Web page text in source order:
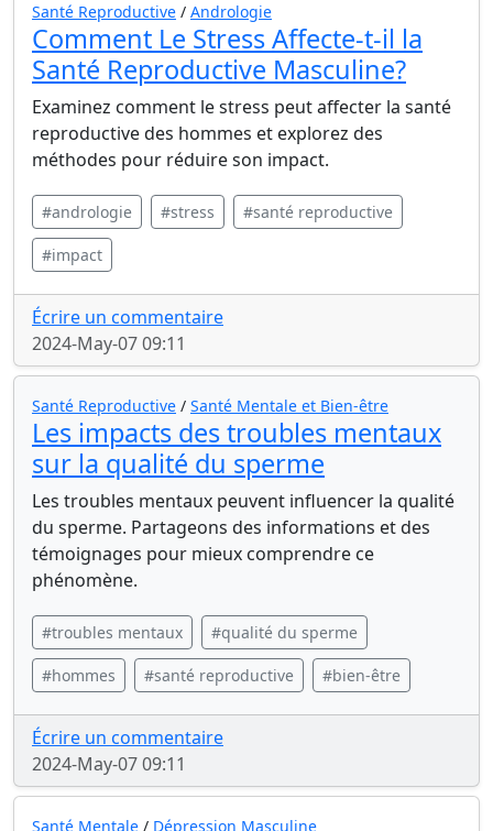
Santé Reproductive / Andrologie
Comment Le Stress Affecte-t-il la
Santé Reproductive Masculine?
Examinez comment le stress peut affecter la santé
reproductive des hommes et explorez des
méthodes pour réduire son impact.
#andrologie #stress #santé reproductive
#impact
Écrire un commentaire
2024-May-07 09:11
Santé Reproductive / Santé Mentale et Bien-être
Les impacts des troubles mentaux
sur la qualité du sperme
Les troubles mentaux peuvent influencer la qualité
du sperme. Partageons des informations et des
témoignages pour mieux comprendre ce
phénomène.
#troubles mentaux #qualité du sperme
#hommes #santé reproductive #bien-être
Écrire un commentaire
2024-May-07 09:11
Santé Mentale / Dépression Masculine